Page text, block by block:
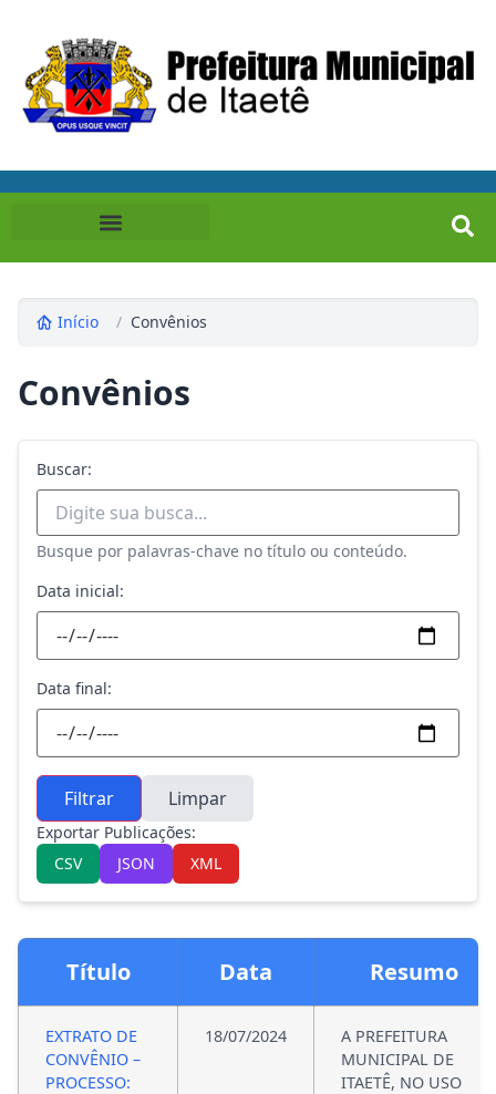
Início / Convênios
Convênios
Buscar:
Busque por palavras-chave no título ou conteúdo.
Data inicial:
Data final:
Filtrar Limpar
Exportar Publicações:
CSV
JSON XML
Título Data Resumo
EXTRATO DE
CONVÊNIO –
PROCESSO:
18/07/2024
A PREFEITURA
MUNICIPAL DE
ITAETÊ, NO USO